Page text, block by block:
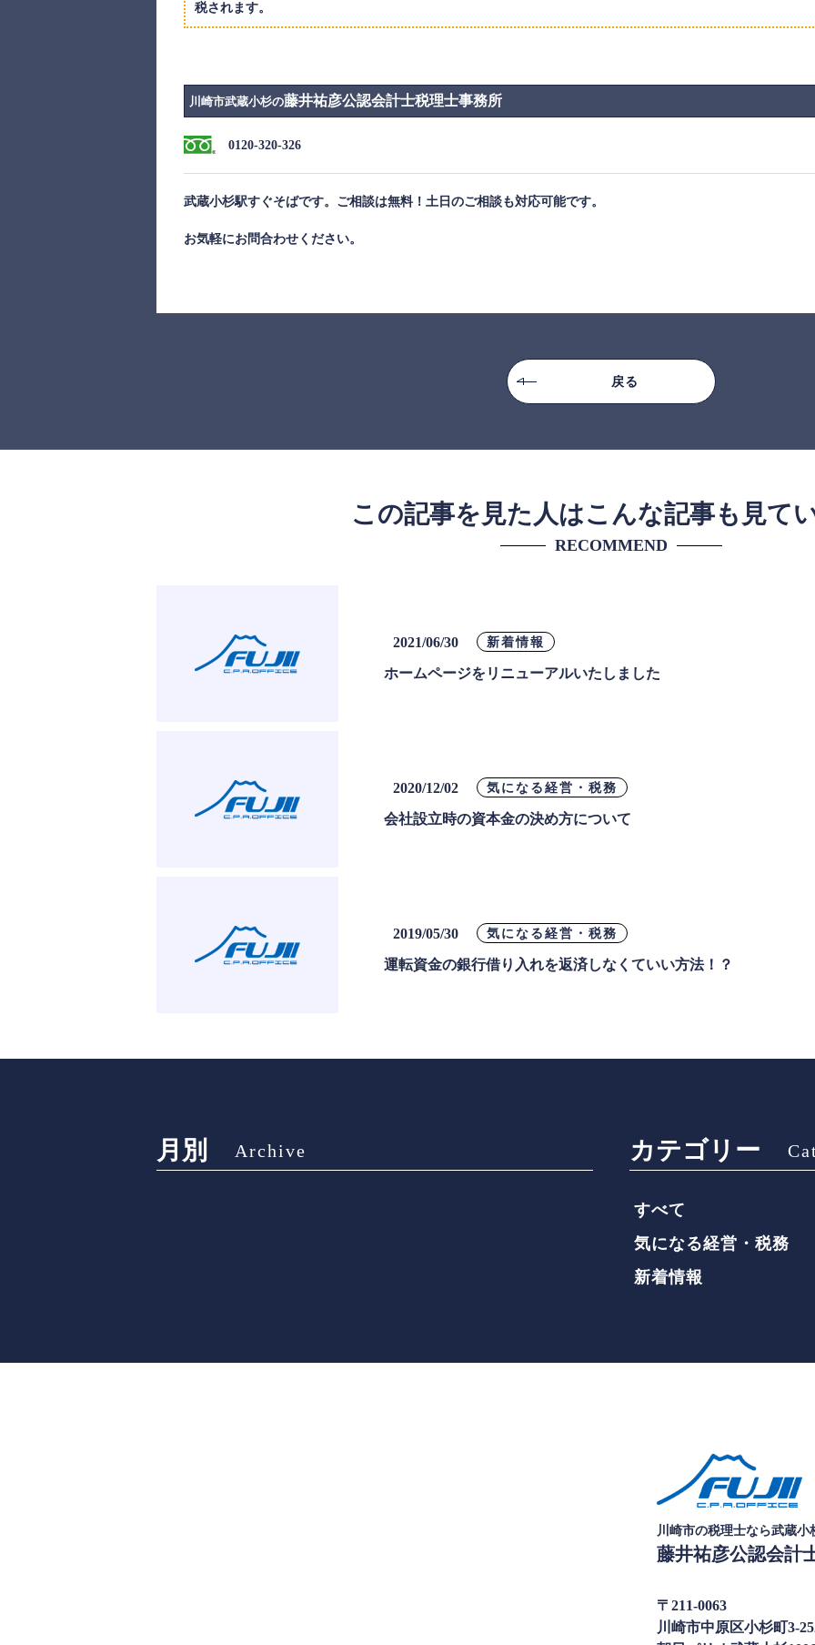
税されます。
川崎市武蔵小杉の藤井祐彦公認会計士税理士事務所
0120-320-326
武蔵小杉駅すぐそばです。ご相談は無料！土日のご相談も対応可能です。
お気軽にお問合わせください。
戻る
この記事を見た人はこんな記事も見て
RECOMMEND
2021/06/30 新着情報
ホームページをリニューアルいたしました
2020/12/02 気になる経営・税務
会社設立時の資本金の決め方について
2019/05/30 気になる経営・税務
運転資金の銀行借り入れを返済しなくていい方法！？
月別 Archive カテゴリー
すべて
気になる経営・税務
新着情報
川崎市の税理士なら武蔵小
藤井祐彦公認会計
〒211-0063
川崎市中原区小杉町3-